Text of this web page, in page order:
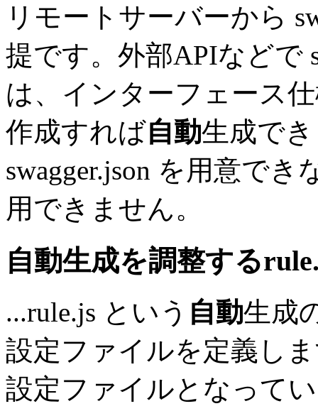
リモートサーバーから
提です。外部APIなどで
は、インターフェース
作成すれば自動生成で
swagger.json を用意でき
用できません。
自動生成を調整する
...rule.js という 自動生成
設定ファイルを定義し
設定ファイルとなって